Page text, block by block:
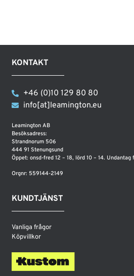
KONTAKT
+46 (0)10 129 80 80
info[at]leamington.eu
Leamington AB
Besöksadress:
Strandnorum 506
444 91 Stenungsund
Öppet: onsd-fred 12 – 18, lörd 10 – 14.
Orgnr: 559144-2149
KUNDTJÄNST
Vanliga frågor
Köpvillkor